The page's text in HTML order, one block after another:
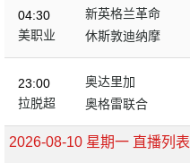
04:30
美职业
新英格兰革命
休斯敦迪纳摩
23:00
拉脱超
奥达里加
奥格雷联合
2026-08-10 星期一 直播列表